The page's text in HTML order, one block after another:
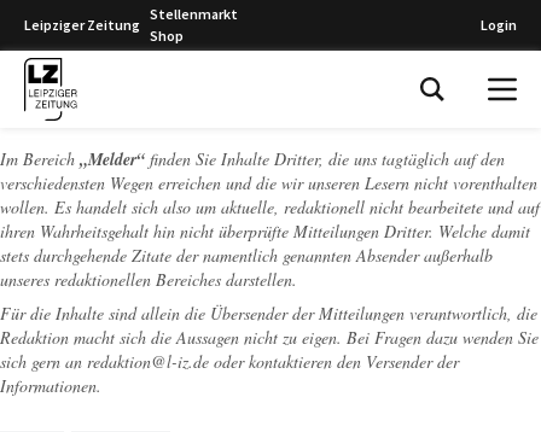
Leipziger Zeitung
Stellenmarkt
Shop
Login
Im Bereich „Melder“ finden Sie Inhalte Dritter, die uns tagtäglich auf den
verschiedensten Wegen erreichen und die wir unseren Lesern nicht vorenthalten
wollen. Es handelt sich also um aktuelle, redaktionell nicht bearbeitete und auf
ihren Wahrheitsgehalt hin nicht überprüfte Mitteilungen Dritter. Welche damit
stets durchgehende Zitate der namentlich genannten Absender außerhalb
unseres redaktionellen Bereiches darstellen.
Für die Inhalte sind allein die Übersender der Mitteilungen verantwortlich, die
Redaktion macht sich die Aussagen nicht zu eigen. Bei Fragen dazu wenden Sie
sich gern an redaktion@l-iz.de oder kontaktieren den Versender der
Informationen.